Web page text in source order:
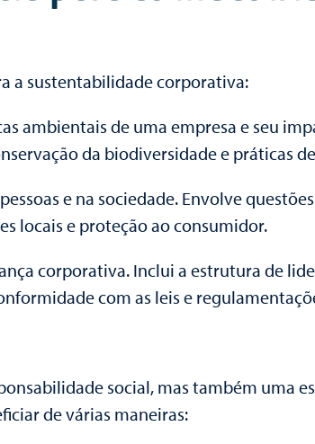
a sustentabilidade corporativa:
ambientais de uma empresa e seu
da biodiversidade e práticas
e na sociedade. Envolve
locais e proteção ao consumidor.
corporativa. Inclui a estrutura de
com as leis e
social, mas também uma
de várias maneiras: